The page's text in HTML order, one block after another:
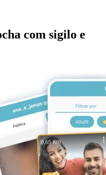
com sigilo e